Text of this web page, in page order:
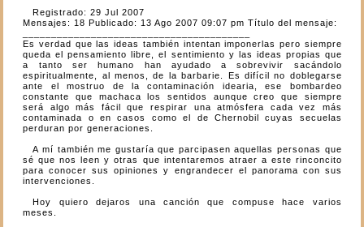
Registrado: 29 Jul 2007
Mensajes: 18 Publicado: 13 Ago 2007 09:07 pm Título del mensaje:
Es verdad que las ideas también intentan imponerlas pero siempre
queda el pensamiento libre, el sentimiento y las ideas propias que
a tanto ser humano han ayudado a sobrevivir sacándolo
espiritualmente, al menos, de la barbarie. Es difícil no doblegarse
ante el mostruo de la contaminación idearia, ese bombardeo
constante que machaca los sentidos aunque creo que siempre
será algo más fácil que respirar una atmósfera cada vez más
contaminada o en casos como el de Chernobil cuyas secuelas
perduran por generaciones.
A mí también me gustaría que parcipasen aquellas personas que
sé que nos leen y otras que intentaremos atraer a este rinconcito
para conocer sus opiniones y engrandecer el panorama con sus
intervenciones.
Hoy quiero dejaros una canción que compuse hace varios
meses.